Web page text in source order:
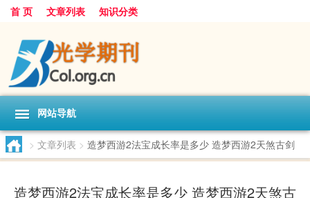
首 页 文章列表 知识分类
网站导航
> 文章列表 > 造梦西游2法宝成长率是多少 造梦西游2天煞古剑
造梦西游2法宝成长率是多少 造梦西游2天煞古